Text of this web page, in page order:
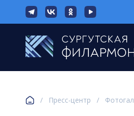
/ Пресс-центр /